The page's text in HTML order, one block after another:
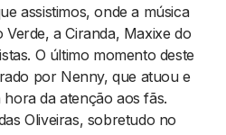
assistimos, onde a música
a Ciranda, Maxixe do
O último momento deste
por Nenny, que atuou e
da atenção aos fãs.
Oliveiras, sobretudo no